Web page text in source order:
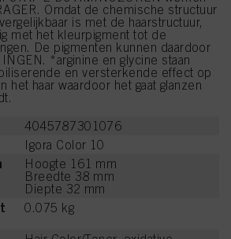
Omdat de chemische structuur
is met de haarstructuur,
met het kleurpigment tot de
De pigmenten kunnen daardoor
*arginine en glycine staan
en versterkende effect op
het haar waardoor het gaat glanzen
4045787301076
Igora Color 10
Hoogte 161 mm
Breedte 38 mm
Diepte 32 mm
0.075 kg